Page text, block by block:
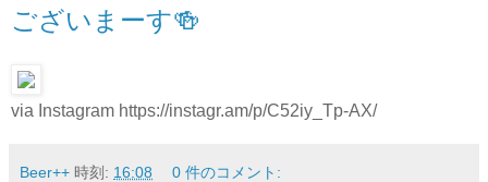
ございまーす🍻
via Instagram https://instagr.am/p/C52iy_Tp-AX/
Beer++ 時刻: 16:08 0 件のコメント: